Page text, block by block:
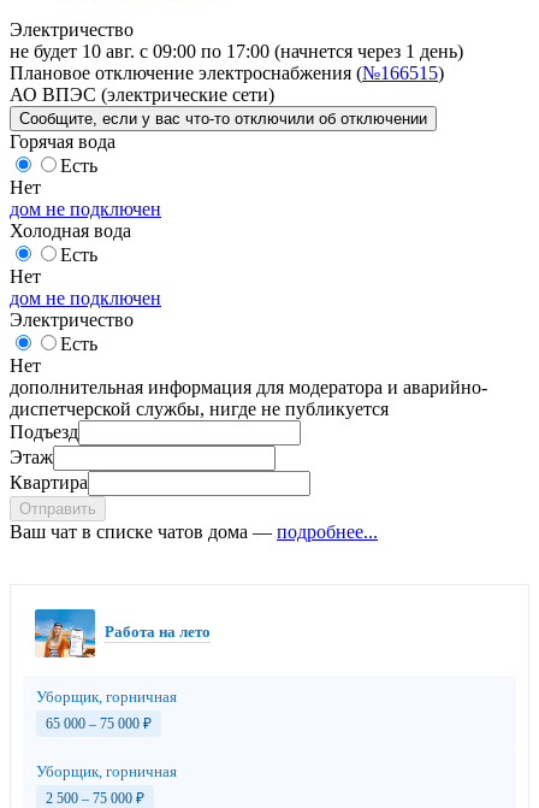
Электричество
не будет 10 авг. с 09:00 по 17:00 (начнется через 1 день)
Плановое отключение электроснабжения (№166515)
АО ВПЭС (электрические сети)
Сообщите , если у вас что-то отключили об отключении
Горячая вода
Есть
Нет
дом не подключен
Холодная вода
Есть
Нет
дом не подключен
Электричество
Есть
Нет
дополнительная информация для модератора и аварийно-
диспетчерской службы, нигде не публикуется
Подъезд
Этаж
Квартира
Отправить
Ваш чат в списке чатов дома — подробнее...
Работа на лето
Уборщик, горничная
65 000 – 75 000 ₽
Уборщик, горничная
2 500 – 75 000 ₽